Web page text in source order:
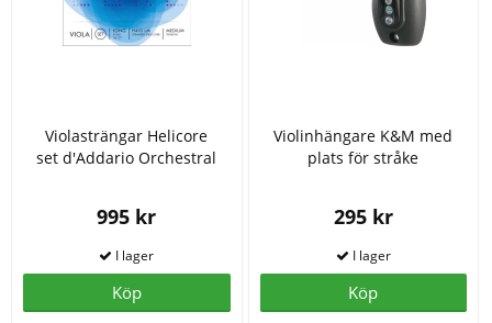
Violasträngar Helicore
set d'Addario Orchestral
995 kr
Köp
Violinhängare K&M med
plats för stråke
295 kr
Köp